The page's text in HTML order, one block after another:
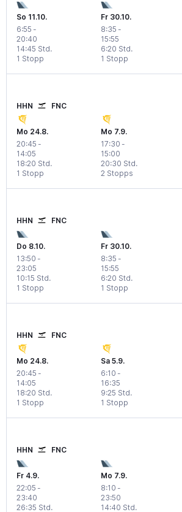
So 11.10.
6:55 -
20:40
1 Stopp
14:45 Std.
Fr 30.10.
8:35 -
15:55
1 Stopp
6:20 Std.
HHN FNC
Mo 24.8.
20:45 -
14:05
1 Stopp
18:20 Std.
Mo 7.9.
17:30 -
15:00
2 Stopps
20:30 Std.
HHN FNC
Do 8.10.
13:50 -
23:05
1 Stopp
10:15 Std.
Fr 30.10.
8:35 -
15:55
1 Stopp
6:20 Std.
HHN FNC
Mo 24.8.
20:45 -
14:05
1 Stopp
18:20 Std.
Sa 5.9.
6:10 -
16:35
1 Stopp
9:25 Std.
HHN FNC
Fr 4.9.
22:05 -
23:40
26:35 Std.
Mo 7.9.
8:10 -
23:50
14:40 Std.